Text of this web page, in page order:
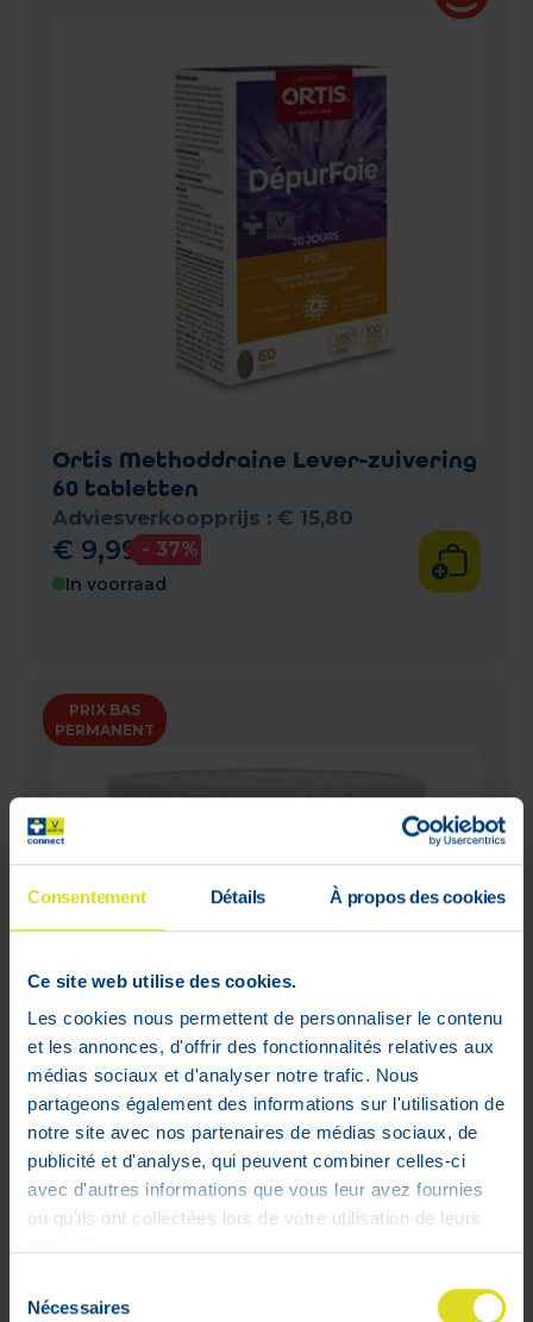
Consentement Détails À propos des cookies
Ce site web utilise des cookies.
Les cookies nous permettent de personnaliser le contenu
et les annonces, d'offrir des fonctionnalités relatives aux
médias sociaux et d'analyser notre trafic. Nous
partageons également des informations sur l'utilisation de
notre site avec nos partenaires de médias sociaux, de
publicité et d'analyse, qui peuvent combiner celles-ci
avec d'autres informations que vous leur avez fournies
ou qu'ils ont collectées lors de votre utilisation de leurs
Nécessaires
Ortis Methoddraine Lever-zuivering
60 tabletten
Adviesverkoopprijs : € 15,80
€ 9,99 - 37%
In voorraad
PRIX BAS
PERMANENT
Dermocrem Baby crème 125 g
Adviesverkoopprijs :€11,00
€7,70- 30%